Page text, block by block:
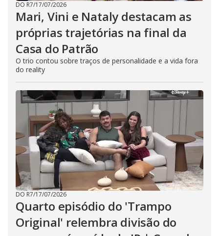
DO R7/17/07/2026
Mari, Vini e Nataly destacam as
próprias trajetórias na final da
Casa do Patrão
O trio contou sobre traços de personalidade e a vida fora
do reality
DO R7/17/07/2026
Quarto episódio do 'Trampo
Original' relembra divisão do